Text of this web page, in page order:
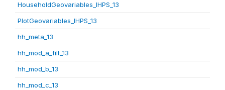
HouseholdGeovariables_IHPS_13
PlotGeovariables_IHPS_13
hh_meta_13
hh_mod_a_filt_13
hh_mod_b_13
hh_mod_c_13